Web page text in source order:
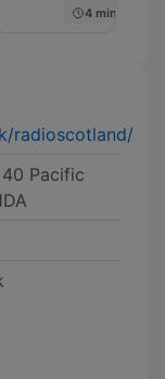
4 min
radioscotland/
Pacific